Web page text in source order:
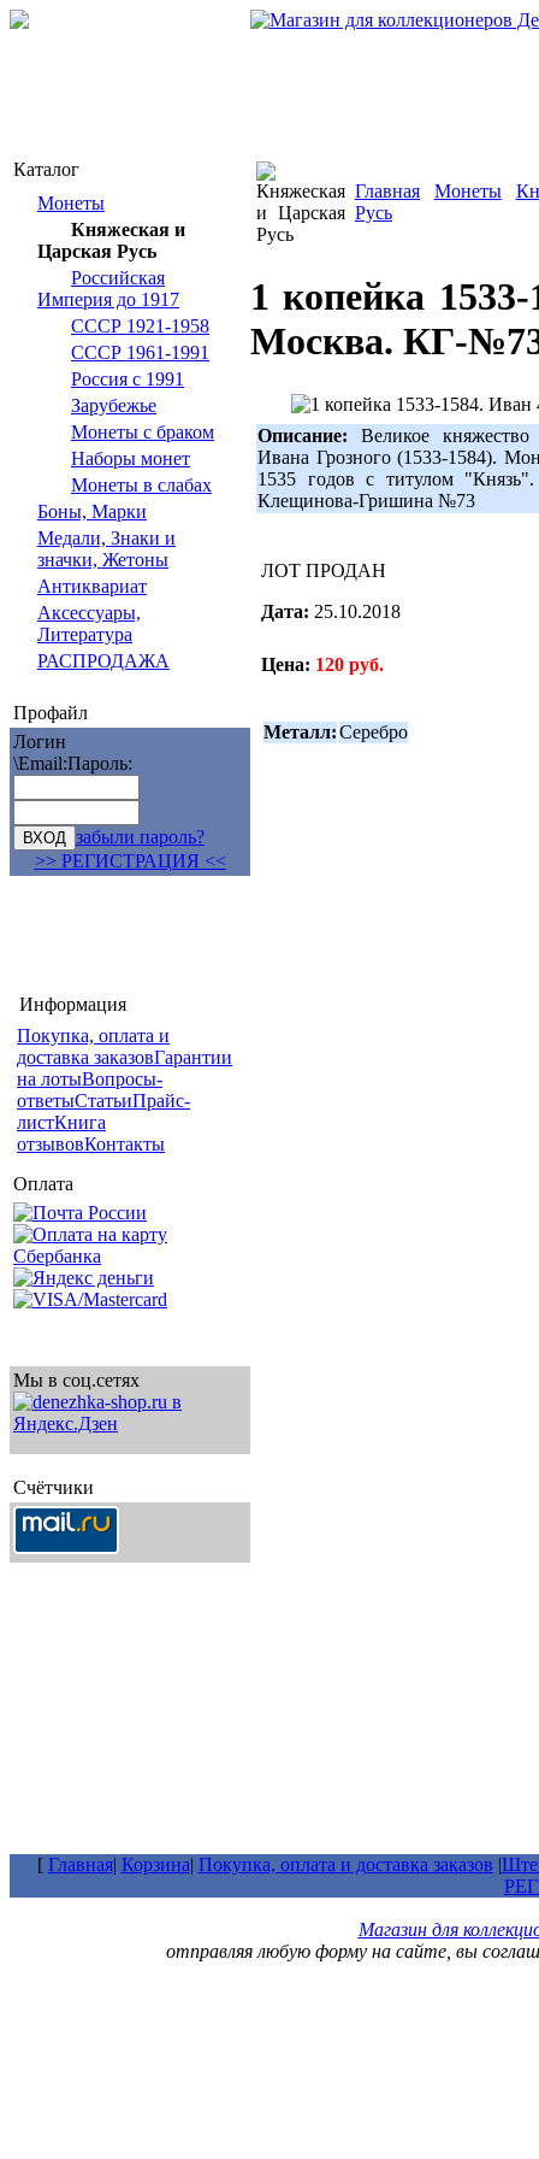
Каталог
Монеты
Княжеская и
Царская Русь
Российская
Империя до 1917
СССР 1921-1958
СССР 1961-1991
Россия с 1991
Зарубежье
Монеты с браком
Наборы монет
Монеты в слабах
Боны, Марки
Медали, Знаки и
значки, Жетоны
Антиквариат
Аксессуары,
Литература
РАСПРОДАЖА
Профайл
Логин
\Email:Пароль:
забыли пароль?
>> РЕГИСТРАЦИЯ <<
Информация
Покупка, оплата и
доставка заказовГарантии
на лотыВопросы-
ответыСтатьиПрайс-
листКнига
отзывовКонтакты
Оплата
Мы в соц.сетях
Счётчики
Главная Монеты
Русь
1 копейка
Москва. КГ-
Описание: Великое
Ивана Грозного (1533-1584).
1535 годов с титулом
Клещинова-Гришина №73
ЛОТ ПРОДАН
Дата: 25.10.2018
Цена: 120 руб.
Металл:Серебро
[ Главная| Корзина| Покупка, оплата и доставка заказов |
Магазин для
отправляя любую форму на сайте, вы